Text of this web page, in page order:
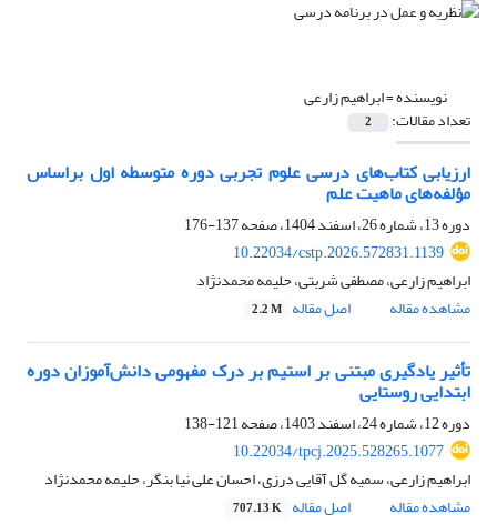
نویسنده =ابراهیم زارعی
تعداد مقالات: 2
ارزیابی کتاب‌های درسی علوم تجربی دوره متوسطه اول براساس
مؤلفه‌های ماهیت علم
دوره 13، شماره 26، اسفند 1404، صفحه
137-176
10.22034/cstp.2026.572831.1139
ابراهیم زارعی، مصطفی شربتی، حلیمه محمدنژاد
مشاهده مقاله
اصل مقاله 2.2 M
تأثیر یادگیری مبتنی بر استیم بر درک مفهومی دانش‌آموزان دوره
ابتدایی روستایی
دوره 12، شماره 24، اسفند 1403، صفحه
121-138
10.22034/tpcj.2025.528265.1077
ابراهیم زارعی، سمیه گل آقایی درزی، احسان علی نیا بنگر، حلیمه محمدنژاد
مشاهده مقاله
اصل مقاله 707.13 K